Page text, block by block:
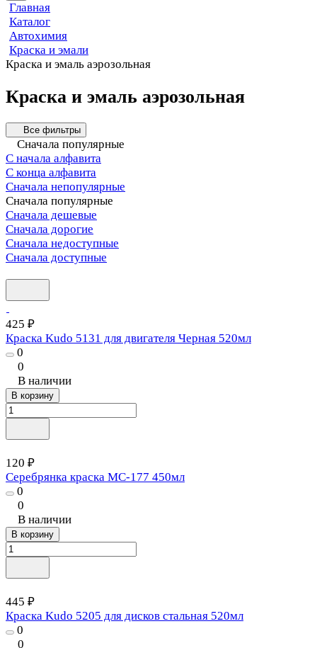
Главная
Каталог
Автохимия
Краска и эмали
Краска и эмаль аэрозольная
Краска и эмаль аэрозольная
Все фильтры
Сначала популярные
С начала алфавита
С конца алфавита
Сначала непопулярные
Сначала популярные
Сначала дешевые
Сначала дорогие
Сначала недоступные
Сначала доступные
425 ₽
Краска Kudo 5131 для двигателя Черная 520мл
0
0
В наличии
В корзину
120 ₽
Серебрянка краска МС-177 450мл
0
0
В наличии
В корзину
445 ₽
Краска Kudo 5205 для дисков стальная 520мл
0
0